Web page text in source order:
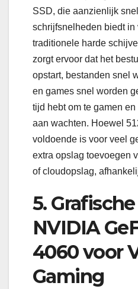
SSD, die aanzienlijk
schrijfsnelheden biedt
traditionele harde
zorgt ervoor dat het
opstart, bestanden snel
en games snel worden
tijd hebt om te gamen
aan wachten. Hoewel
voldoende is voor veel
extra opslag toevoegen
of cloudopslag,
5.
NVIDIA
4060 voor
Gaming